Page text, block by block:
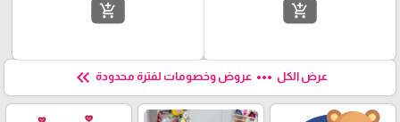
add_shopping_cart
add_shopping_cart
عرض الكل more_horiz عروض وخصومات لفترة محدودة keyboard_double_arrow_left